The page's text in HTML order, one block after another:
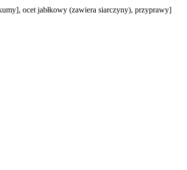
ocet jabłkowy (zawiera siarczyny), przyprawy]